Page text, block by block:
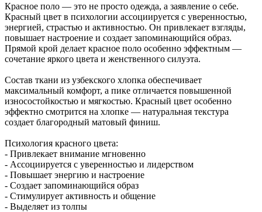
Красное поло — это не просто одежда, а заявление о себе.
Красный цвет в психологии ассоциируется с уверенностью,
энергией, страстью и активностью. Он привлекает взгляды,
повышает настроение и создает запоминающийся образ.
Прямой крой делает красное поло особенно эффектным —
сочетание яркого цвета и женственного силуэта.
Состав ткани из узбекского хлопка обеспечивает
максимальный комфорт, а пике отличается повышенной
износостойкостью и мягкостью. Красный цвет особенно
эффектно смотрится на хлопке — натуральная текстура
создает благородный матовый финиш.
Психология красного цвета:
- Привлекает внимание мгновенно
- Ассоциируется с уверенностью и лидерством
- Повышает энергию и настроение
- Создает запоминающийся образ
- Стимулирует активность и общение
- Выделяет из толпы